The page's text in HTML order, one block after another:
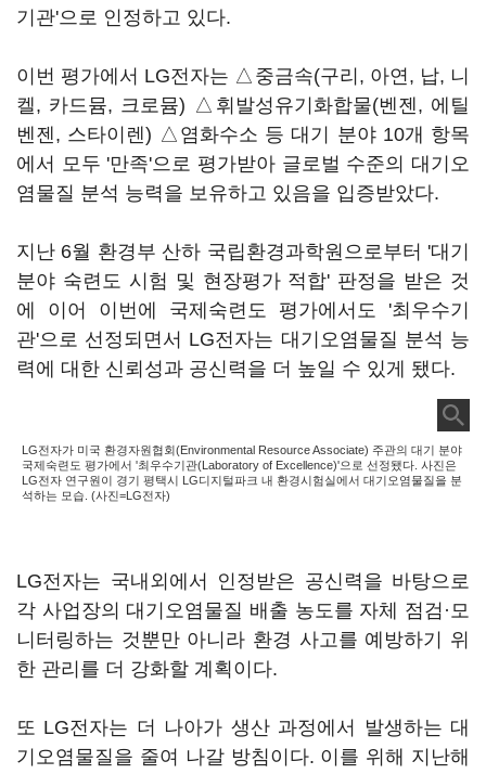
기관'으로 인정하고 있다.
이번 평가에서 LG전자는 △중금속(구리, 아연, 납, 니
켈, 카드뮴, 크로뮴) △휘발성유기화합물(벤젠, 에틸
벤젠, 스타이렌) △염화수소 등 대기 분야 10개 항목
에서 모두 '만족'으로 평가받아 글로벌 수준의 대기오
염물질 분석 능력을 보유하고 있음을 입증받았다.
지난 6월 환경부 산하 국립환경과학원으로부터 '대기
분야 숙련도 시험 및 현장평가 적합' 판정을 받은 것
에 이어 이번에 국제숙련도 평가에서도 '최우수기
관'으로 선정되면서 LG전자는 대기오염물질 분석 능
력에 대한 신뢰성과 공신력을 더 높일 수 있게 됐다.
LG전자가 미국 환경자원협회(Environmental Resource Associate) 주관의 대기 분야
국제숙련도 평가에서 '최우수기관(Laboratory of Excellence)'으로 선정됐다. 사진은
LG전자 연구원이 경기 평택시 LG디지털파크 내 환경시험실에서 대기오염물질을 분
석하는 모습. (사진=LG전자)
LG전자는 국내외에서 인정받은 공신력을 바탕으로
각 사업장의 대기오염물질 배출 농도를 자체 점검·모
니터링하는 것뿐만 아니라 환경 사고를 예방하기 위
한 관리를 더 강화할 계획이다.
또 LG전자는 더 나아가 생산 과정에서 발생하는 대
기오염물질을 줄여 나갈 방침이다. 이를 위해 지난해